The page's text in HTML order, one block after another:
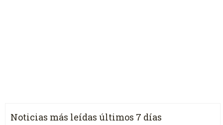
Noticias más leídas últimos 7 días